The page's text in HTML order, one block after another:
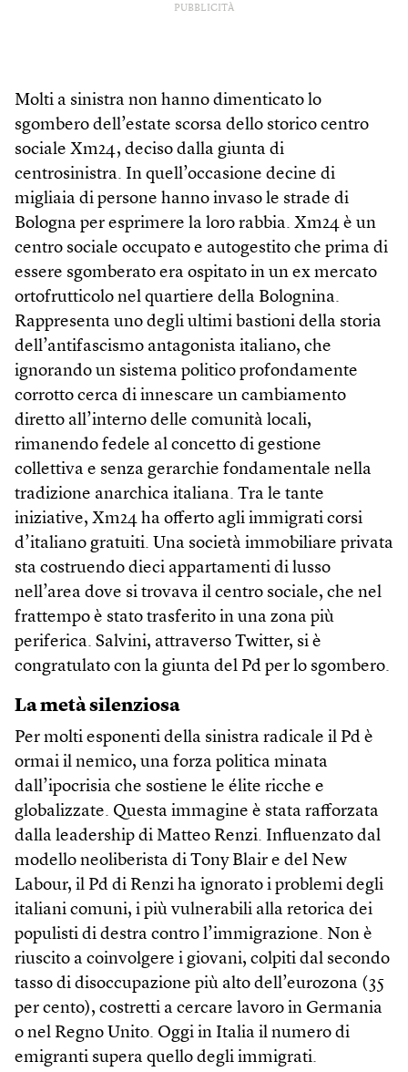
PUBBLICITÀ
Molti a sinistra non hanno dimenticato lo
sgombero dell’estate scorsa dello storico centro
sociale Xm24, deciso dalla giunta di
centrosinistra. In quell’occasione decine di
migliaia di persone hanno invaso le strade di
Bologna per esprimere la loro rabbia. Xm24 è un
centro sociale occupato e autogestito che prima di
essere sgomberato era ospitato in un ex mercato
ortofrutticolo nel quartiere della Bolognina.
Rappresenta uno degli ultimi bastioni della storia
dell’antifascismo antagonista italiano, che
ignorando un sistema politico profondamente
corrotto cerca di innescare un cambiamento
diretto all’interno delle comunità locali,
rimanendo fedele al concetto di gestione
collettiva e senza gerarchie fondamentale nella
tradizione anarchica italiana. Tra le tante
iniziative, Xm24 ha offerto agli immigrati corsi
d’italiano gratuiti. Una società immobiliare privata
sta costruendo dieci appartamenti di lusso
nell’area dove si trovava il centro sociale, che nel
frattempo è stato trasferito in una zona più
periferica. Salvini, attraverso Twitter, si è
congratulato con la giunta del Pd per lo sgombero.
La metà silenziosa
Per molti esponenti della sinistra radicale il Pd è
ormai il nemico, una forza politica minata
dall’ipocrisia che sostiene le élite ricche e
globalizzate. Questa immagine è stata rafforzata
dalla leadership di Matteo Renzi. Influenzato dal
modello neoliberista di Tony Blair e del New
Labour, il Pd di Renzi ha ignorato i problemi degli
italiani comuni, i più vulnerabili alla retorica dei
populisti di destra contro l’immigrazione. Non è
riuscito a coinvolgere i giovani, colpiti dal secondo
tasso di disoccupazione più alto dell’eurozona (35
per cento), costretti a cercare lavoro in Germania
o nel Regno Unito. Oggi in Italia il numero di
emigranti supera quello degli immigrati.